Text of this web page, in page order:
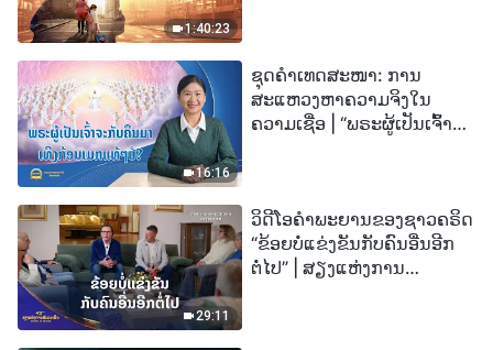
1:40:23
16:16
ຊຸດຄຳເທດສະໜາ: ການ
ສະແຫວງຫາຄວາມຈິງໃນ
ຄວາມເຊື່ອ | “ພຣະຜູ້ເປັນເຈົ້າຈະ
29:11
ວິດີໂອຄຳພະຍານຂອງຊາວຄຣິດ
“ຂ້ອຍບໍ່ແຂ່ງຂັນກັບຄົນອື່ນອີກ
ຕໍ່ໄປ” | ສຽງແຫ່ງການ